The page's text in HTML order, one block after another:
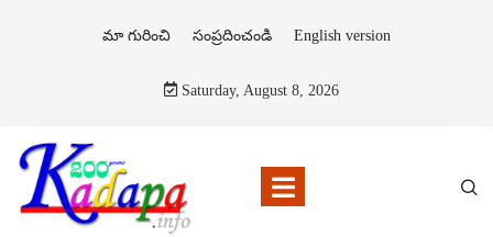
మా గురించి సంప్రదించండి English version
Saturday, August 8, 2026